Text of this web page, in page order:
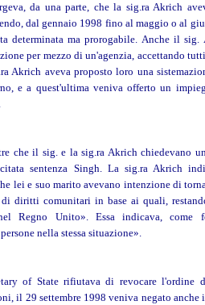
da una parte, che la sig.ra Akrich
dal gennaio 1998 fino al maggio o al
determinata ma prorogabile. Anche il sig.
per mezzo di un'agenzia, accettando
Akrich aveva proposto loro una
e a quest'ultima veniva offerto un
che il sig. e la sig.ra Akrich chiedevano
sentenza Singh. La sig.ra Akrich
lei e suo marito avevano intenzione di
di diritti comunitari in base ai quali,
Regno Unito». Essa indicava, come
nella stessa situazione».
of State rifiutava di revocare l'ordine
il 29 settembre 1998 veniva negato anche